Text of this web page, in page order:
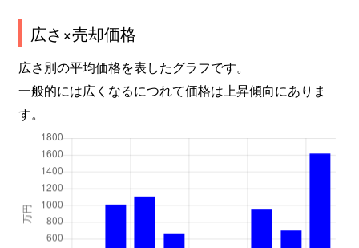
広さ×売却価格
広さ別の平均価格を表したグラフです。
一般的には広くなるにつれて価格は上昇傾向にありま
す。